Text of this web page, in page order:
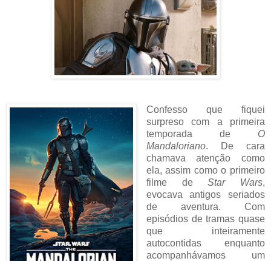
Confesso que fiquei
surpreso com a primeira
temporada de O
Mandaloriano. De cara
chamava atenção como
ela, assim como o primeiro
filme deStar Wars,
evocava antigos seriados
de aventura. Com
episódios de tramas quase
que inteiramente
autocontidas enquanto
acompanhávamos um